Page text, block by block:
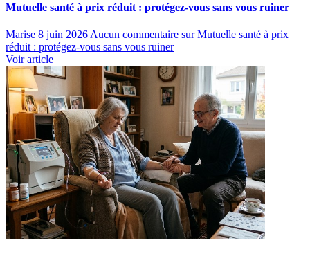
Mutuelle santé à prix réduit : protégez-vous sans vous ruiner
Marise 8 juin 2026 Aucun commentaire sur Mutuelle santé à prix
réduit : protégez-vous sans vous ruiner
Voir article